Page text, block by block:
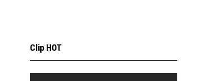
Clip HOT